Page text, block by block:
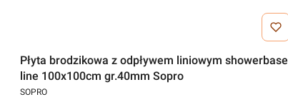
Płyta brodzikowa z odpływem liniowym showerbase
line 100x100cm gr.40mm Sopro
SOPRO